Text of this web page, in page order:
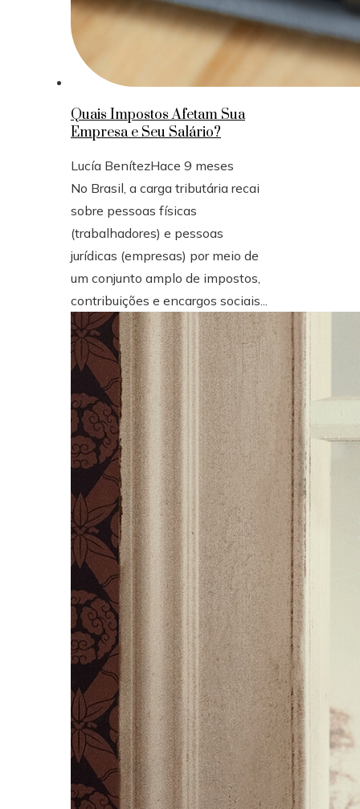
Quais Impostos Afetam Sua
Empresa e Seu Salário?
Lucía BenítezHace 9 meses
No Brasil, a carga tributária recai
sobre pessoas físicas
(trabalhadores) e pessoas
jurídicas (empresas) por meio de
um conjunto amplo de impostos,
contribuições e encargos sociais...